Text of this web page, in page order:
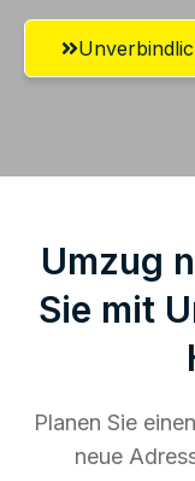
Umzug
Sie mit
Planen Sie
neue